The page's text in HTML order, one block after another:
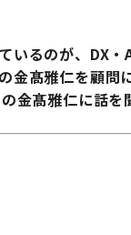
いるのが、DX
金髙雅仁を顧問
金髙雅仁に話を